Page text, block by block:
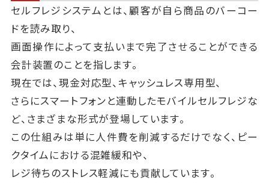
セルフレジシステムとは、顧客が自ら商品のバーコー
ドを読み取り、
画面操作によって支払いまで完了させることができる
会計装置のことを指します。
現在では、現金対応型、キャッシュレス専用型、
さらにスマートフォンと連動したモバイルセルフレジな
ど、さまざまな形式が登場しています。
この仕組みは単に人件費を削減するだけでなく、ピー
クタイムにおける混雑緩和や、
レジ待ちのストレス軽減にも貢献しています。